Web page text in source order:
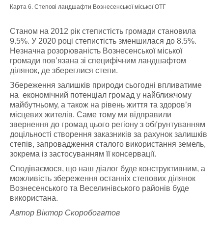
Карта 6. Степові ландшафти Вознесенської міської ОТГ
Станом на 2012 рік степистість громади становила
9.5%. У 2020 році степистість зменшилася до 8.5%.
Незначна розорюваність Вознесенської міської
громади пов’язана зі специфічним ландшафтом
ділянок, де збереглися степи.
Збереження залишків природи сьогодні впливатиме
на економічний потенціал громад у найближчому
майбутньому, а також на рівень життя та здоров’я
місцевих жителів. Саме тому ми відправили
звернення до громад цього регіону з обґрунтуванням
доцільності створення заказників за рахунок залишків
степів, запровадження сталого використання земель,
зокрема із застосуванням її консервації.
Сподіваємося, що наш діалог буде конструктивним, а
можливість збереження останніх степових ділянок
Вознесенського та Веселинівського районів буде
використана.
Автор Віктор Скоробогатов